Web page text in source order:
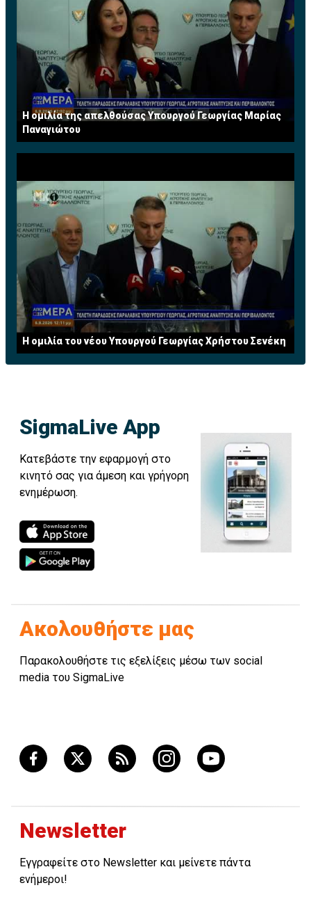
Η ομιλία της απελθούσας Υπουργού Γεωργίας Μαρίας
Παναγιώτου
Η ομιλία του νέου Υπουργού Γεωργίας Χρήστου Σενέκη
SigmaLive App
Κατεβάστε την εφαρμογή στο
κινητό σας για άμεση και γρήγορη
ενημέρωση.
Ακολουθήστε μας
Παρακολουθήστε τις εξελίξεις μέσω των social
media του SigmaLive
Newsletter
Εγγραφείτε στο Newsletter και μείνετε πάντα
ενήμεροι!